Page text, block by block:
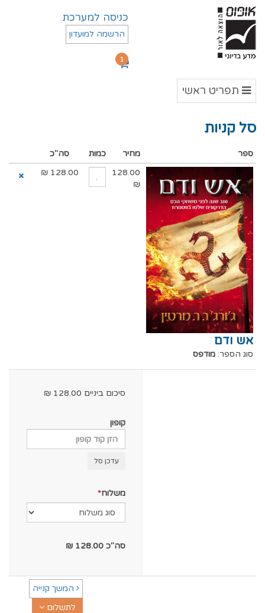
כניסה למערכת
הרשמה למועדון
1
תפריט
תפריט ראשי
סל קניות
ספר מחיר כמות סה"כ
אש ודם
סוג הספר: מודפס
128.00
₪
128.00
₪
סיכום ביניים 128.00
₪
קופון
עדכן סל
משלוח
סה"כ 128.00
₪
המשך קנייה
לתשלום